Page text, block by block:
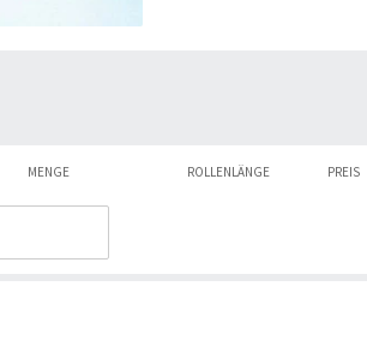
MENGE ROLLENLÄNGE PREIS